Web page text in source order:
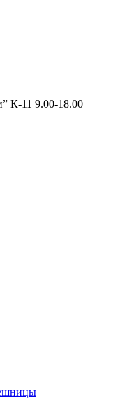
К-11 9.00-18.00